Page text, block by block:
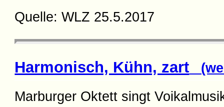
Quelle: WLZ 25.5.2017
Harmonisch, Kühn, zart
Marburger Oktett singt